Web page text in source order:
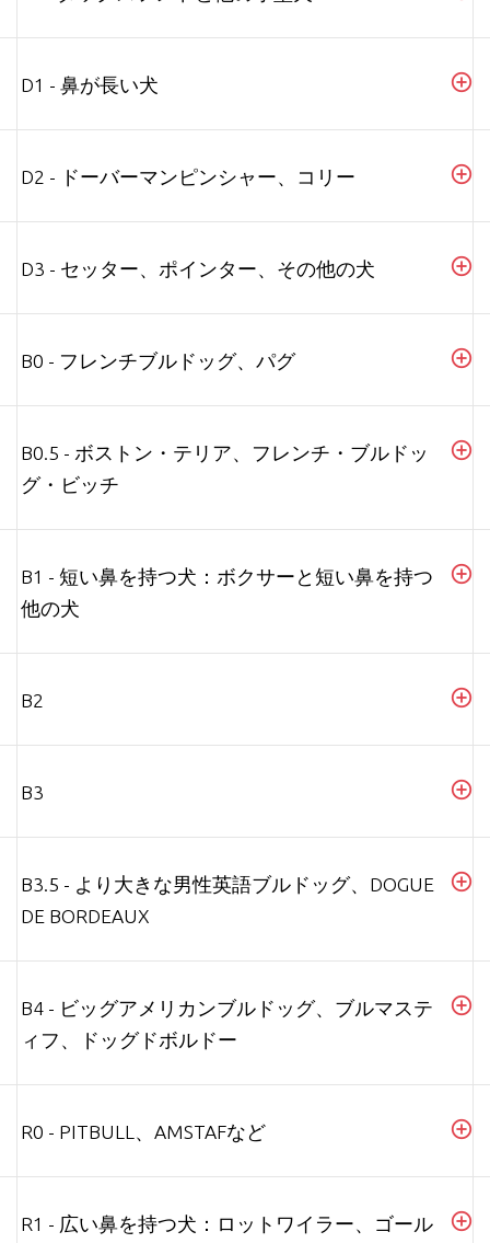
D1 - 鼻が長い犬
D2 - ドーバーマンピンシャー、コリー
D3 - セッター、ポインター、その他の犬
B0 - フレンチブルドッグ、パグ
B0.5 - ボストン・テリア、フレンチ・ブルドッ
グ・ビッチ
B1 - 短い鼻を持つ犬：ボクサーと短い鼻を持つ
他の犬
B2
B3
B3.5 - より大きな男性英語ブルドッグ、DOGUE
DE BORDEAUX
B4 - ビッグアメリカンブルドッグ、ブルマステ
ィフ、ドッグドボルドー
R0 - PITBULL、AMSTAFなど
R1 - 広い鼻を持つ犬：ロットワイラー、ゴール